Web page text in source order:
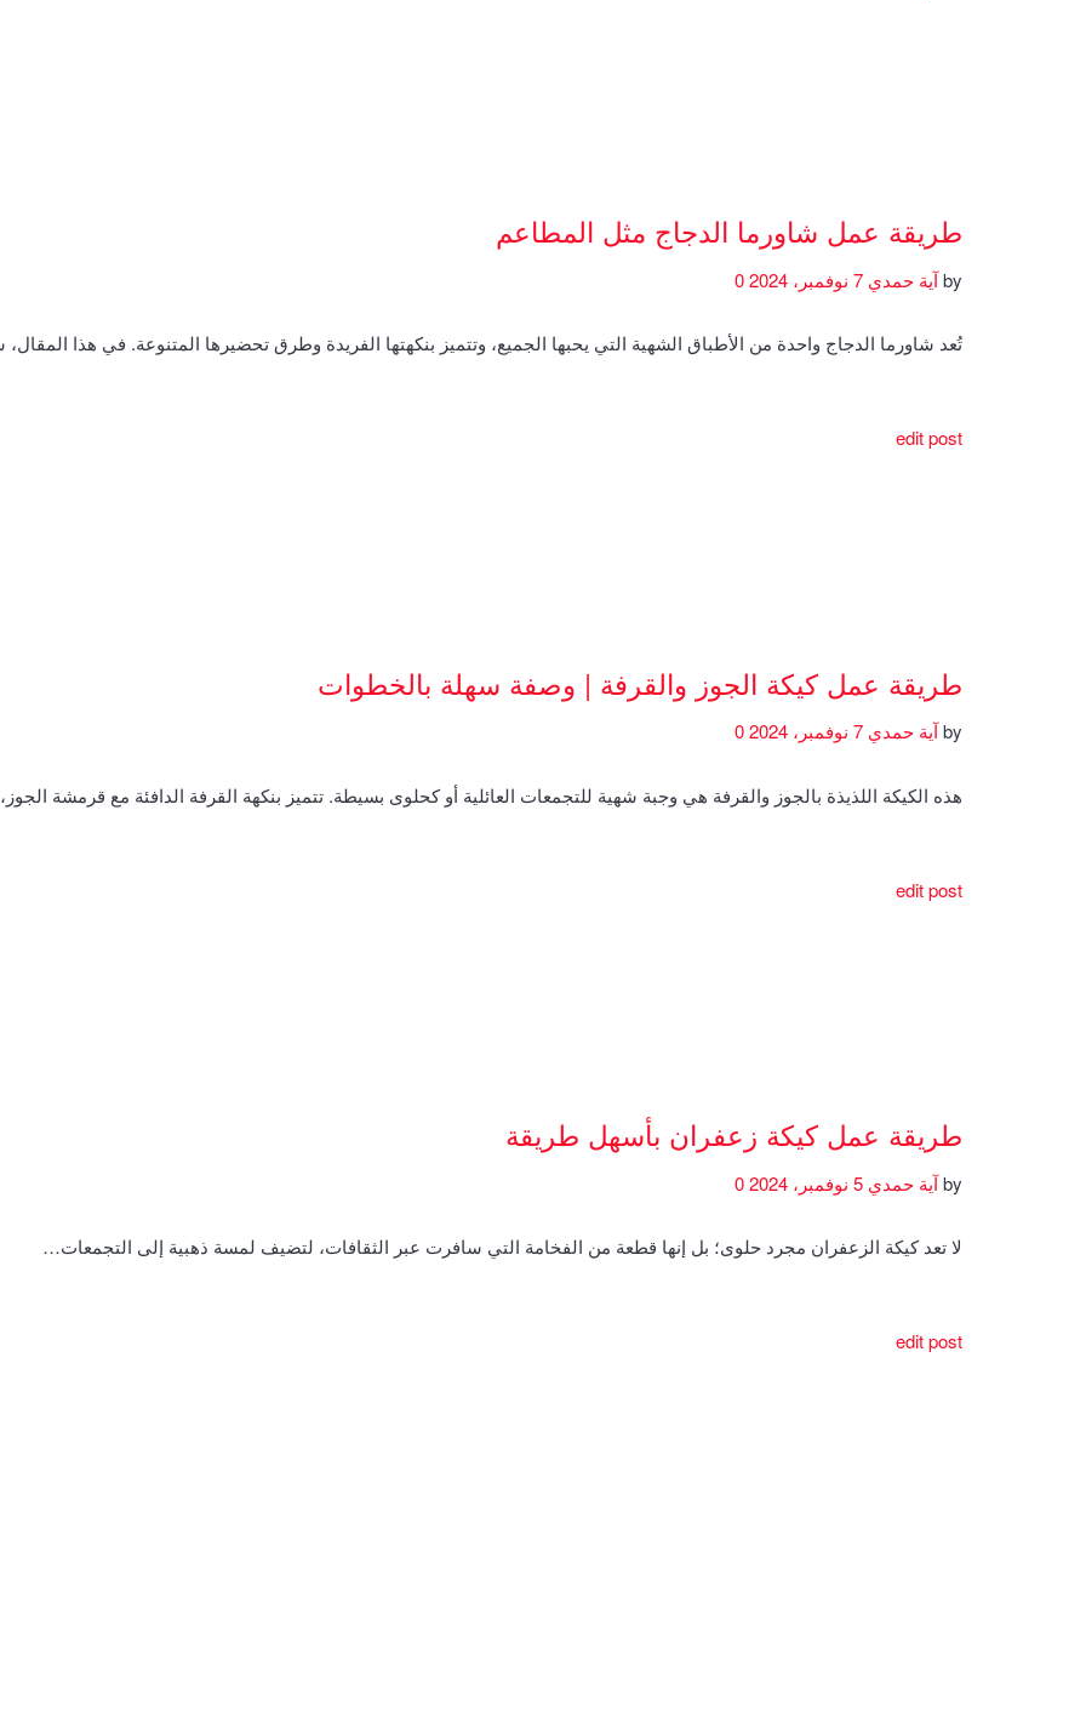
طريقة عمل شاورما الدجاج مثل المطاعم
byآية حمدي
تُعد شاورما الدجاج واحدة من الأطباق الشهية التي يحبها الجميع، وتتميز بنكهتها الفريدة وطرق تحضيرها المتنوعة. في هذا
edit post
طريقة عمل كيكة الجوز والقرفة | وصفة سهلة بالخطوات
byآية حمدي
هذه الكيكة اللذيذة بالجوز والقرفة هي وجبة شهية للتجمعات العائلية أو كحلوى بسيطة. تتميز بنكهة القرفة الدافئة مع قرمشة
edit post
طريقة عمل كيكة زعفران بأسهل طريقة
byآية حمدي
لا تعد كيكة الزعفران مجرد حلوى؛ بل إنها قطعة من الفخامة التي سافرت عبر الثقافات، لتضيف لمسة ذهبية إلى التجمعات…
edit post